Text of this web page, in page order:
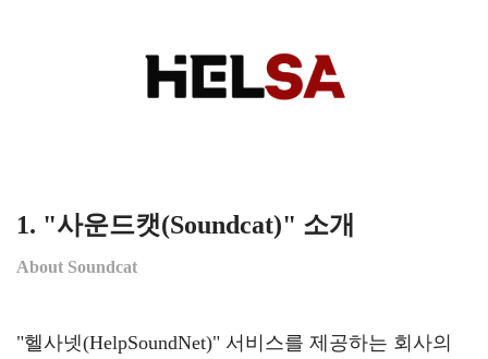
1. "사운드캣(Soundcat)" 소개
About Soundcat
"헬사넷(HelpSoundNet)" 서비스를 제공하는 회사의